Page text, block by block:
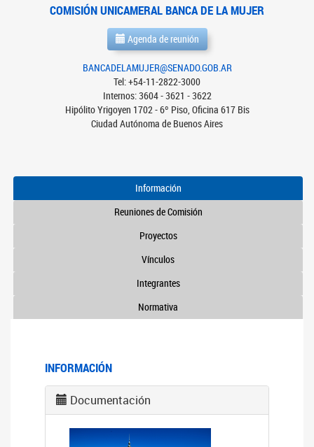
COMISIÓN UNICAMERAL BANCA DE LA MUJER
Agenda de reunión
BANCADELAMUJER@SENADO.GOB.AR
Tel: +54-11-2822-3000
Internos: 3604 - 3621 - 3622
Hipólito Yrigoyen 1702 - 6º Piso, Oficina 617 Bis
Ciudad Autónoma de Buenos Aires
Información
Reuniones de Comisión
Proyectos
Vínculos
Integrantes
Normativa
INFORMACIÓN
Documentación